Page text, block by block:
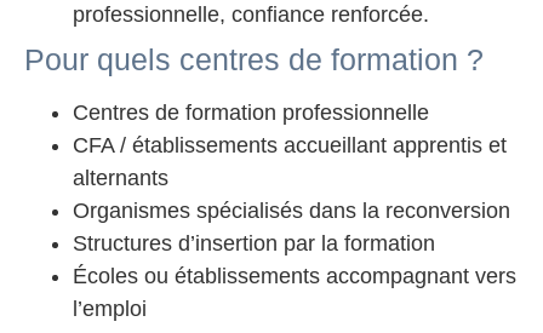
professionnelle, confiance renforcée.
Pour quels centres de formation ?
Centres de formation professionnelle
CFA / établissements accueillant apprentis et
alternants
Organismes spécialisés dans la reconversion
Structures d’insertion par la formation
Écoles ou établissements accompagnant vers
l’emploi